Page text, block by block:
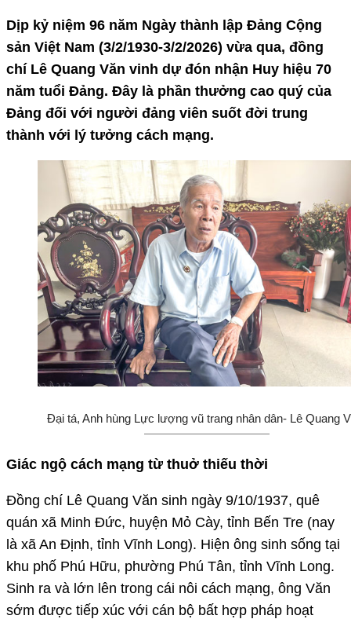
Dịp kỷ niệm 96 năm Ngày thành lập Đảng Cộng
sản Việt Nam (3/2/1930-3/2/2026) vừa qua, đồng
chí Lê Quang Văn vinh dự đón nhận Huy hiệu 70
năm tuổi Đảng. Đây là phần thưởng cao quý của
Đảng đối với người đảng viên suốt đời trung
thành với lý tưởng cách mạng.
Đại tá, Anh hùng Lực lượng vũ trang nhân dân- Lê Quang
Giác ngộ cách mạng từ thuở thiếu thời
Đồng chí Lê Quang Văn sinh ngày 9/10/1937, quê
quán xã Minh Đức, huyện Mỏ Cày, tỉnh Bến Tre (nay
là xã An Định, tỉnh Vĩnh Long). Hiện ông sinh sống tại
khu phố Phú Hữu, phường Phú Tân, tỉnh Vĩnh Long.
Sinh ra và lớn lên trong cái nôi cách mạng, ông Văn
sớm được tiếp xúc với cán bộ bất hợp pháp hoạt